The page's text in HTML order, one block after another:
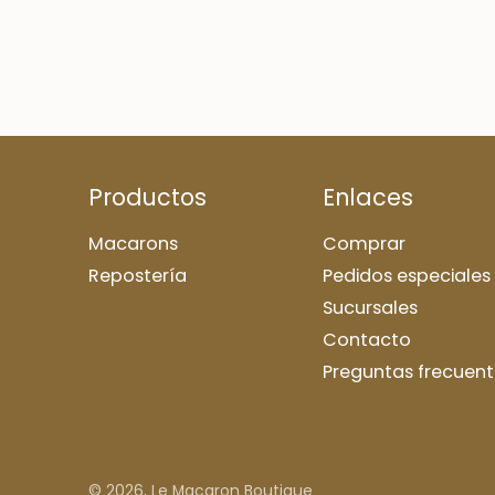
Productos
Macarons
Repostería
Enlaces
Comprar
Pedidos especiales
Sucursales
Contacto
Preguntas